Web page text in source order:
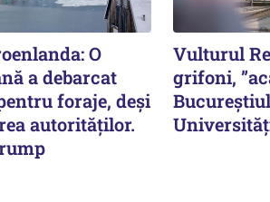
O
a debarcat
foraje, deși
autorităților.
Vulturul
grifoni,